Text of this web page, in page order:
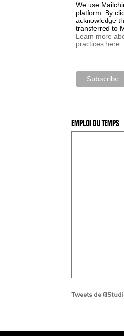
We use
platform. By
acknowledge
transferred to
Learn more
practices here.
EMPLOI DU TEMPS
Tweets de